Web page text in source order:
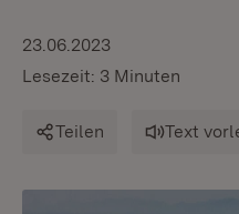
23.06.2023
Lesezeit: 3 Minuten
Teilen Text